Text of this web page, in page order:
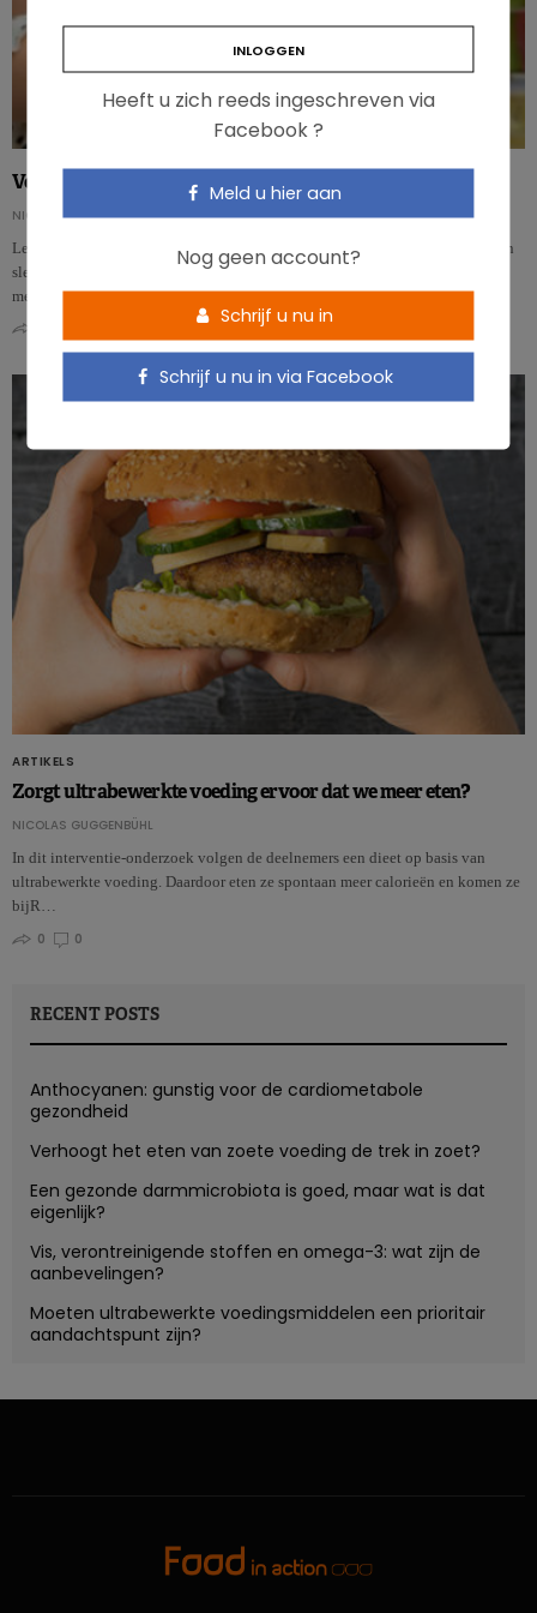
Voeding voor kinderen: te veel suikers en ultrabewerkt
NICOLAS GUGGENBÜHL
Levensmiddelen die duidelijk op kinderen gericht zijn, hebben heel vaak een
slecht voedingsprofiel en zijn ultrabewerkt. Dat blijkt uit een analyse van
meer…
ARTIKELS
Zorgt ultrabewerkte voeding ervoor dat we meer eten?
NICOLAS GUGGENBÜHL
In dit interventie-onderzoek volgen de deelnemers een dieet op basis van
ultrabewerkte voeding. Daardoor eten ze spontaan meer calorieën en komen ze
bijR…
0
0
RECENT POSTS
Anthocyanen: gunstig voor de cardiometabole
gezondheid
Verhoogt het eten van zoete voeding de trek in zoet?
Een gezonde darmmicrobiota is goed, maar wat is dat
eigenlijk?
Vis, verontreinigende stoffen en omega-3: wat zijn de
aanbevelingen?
Moeten ultrabewerkte voedingsmiddelen een prioritair
aandachtspunt zijn?
Heeft u zich reeds ingeschreven via
Facebook ?
Meld u hier aan
Nog geen account?
Schrijf u nu in
Schrijf u nu in via Facebook